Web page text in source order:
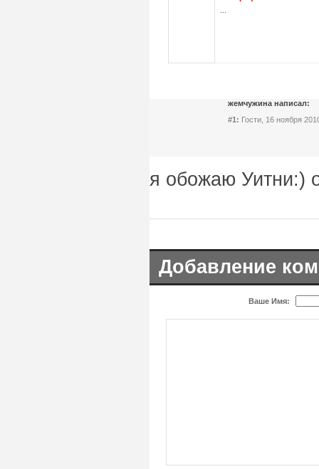
жемчужина написал:
#1: Гости, 16 ноября
я обожаю Уитни:)
Добавление
Ваше Имя: